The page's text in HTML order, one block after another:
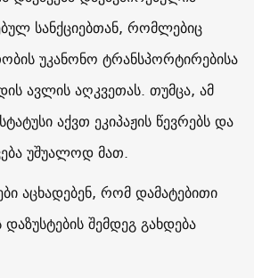
სანქციებთან, რომლებიც
უკანონო ტრანსპორტირებისა
ავლის აღკვეთას. თუმცა, ამ
აქვთ ეკიპაჟის წევრებს და
უშუალოდ მათ.
აცხადებენ, რომ დამატებითი
შემდეგ გახდება